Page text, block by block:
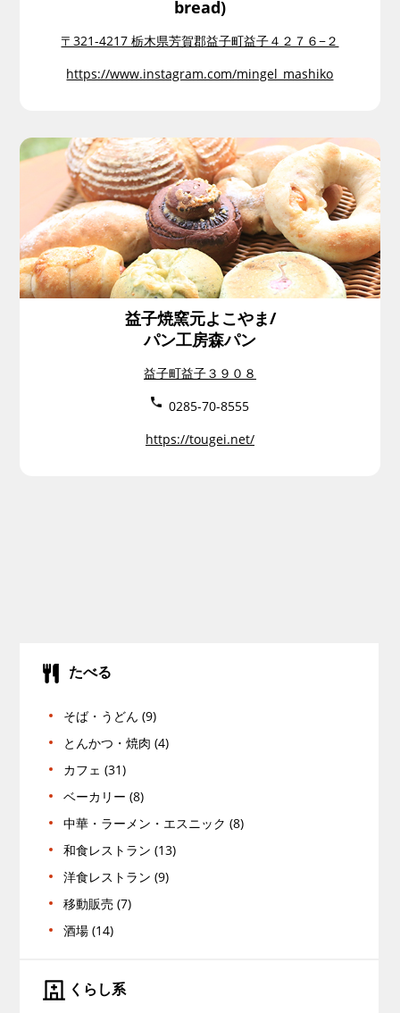
bread)
〒321-4217 栃木県芳賀郡益子町益子４２７６−２
https://www.instagram.com/mingel_mashiko
益子焼窯元よこやま/
パン工房森パン
益子町益子３９０８
0285-70-8555
https://tougei.net/
たべる
そば・うどん (9)
とんかつ・焼肉 (4)
カフェ (31)
ベーカリー (8)
中華・ラーメン・エスニック (8)
和食レストラン (13)
洋食レストラン (9)
移動販売 (7)
酒場 (14)
くらし系